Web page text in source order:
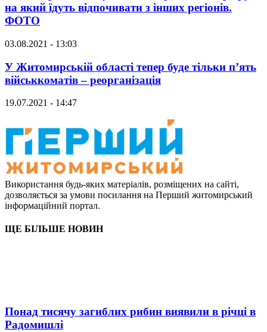
на який їдуть відпочивати з інших регіонів.
ФОТО
03.08.2021 - 13:03
У Житомирській області тепер буде тільки п’ять
військкоматів – реорганізація
19.07.2021 - 14:47
Використання будь-яких матеріалів, розміщених на сайті,
дозволяється за умови посилання на Перший житомирський
інформаційний портал.
ЩЕ БІЛЬШЕ НОВИН
Понад тисячу загиблих рибин виявили в річці в
Радомишлі